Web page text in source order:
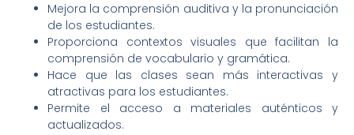
Mejora la comprensión auditiva y la pronunciación
de los estudiantes.
Proporciona contextos visuales que facilitan la
comprensión de vocabulario y gramática.
Hace que las clases sean más interactivas y
atractivas para los estudiantes.
Permite el acceso a materiales auténticos y
actualizados.